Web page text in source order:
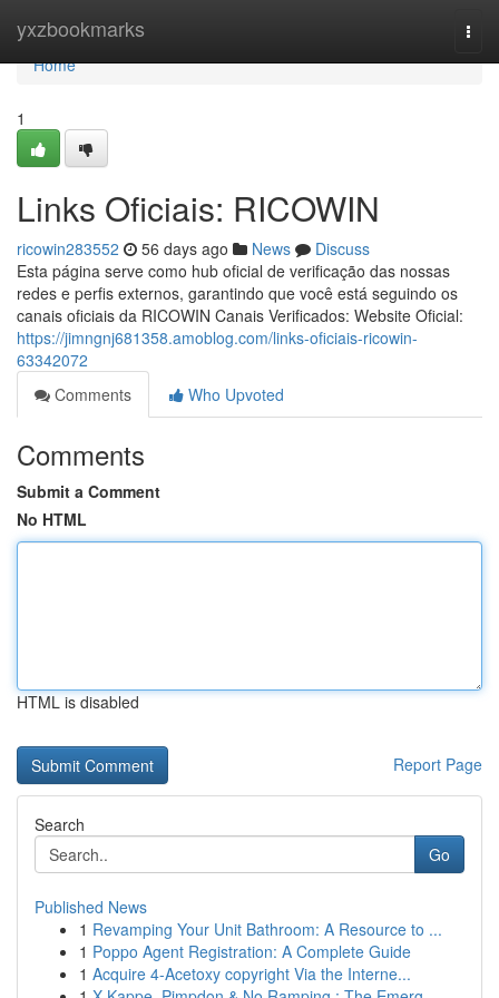
yxzbookmarks
Home
Home
1
Links Oficiais: RICOWIN
ricowin283552 56 days ago News
Discuss
Esta página serve como hub oficial de verificação das nossas
redes e perfis externos, garantindo que você está seguindo os
canais oficiais da RICOWIN Canais Verificados: Website Oficial:
https://jimngnj681358.amoblog.com/links-oficiais-ricowin-
63342072
Comments
Who Upvoted
Comments
Submit a Comment
No HTML
HTML is disabled
Report Page
Search
Go
Published News
1 Revamping Your Unit Bathroom: A Resource to ...
1 Poppo Agent Registration: A Complete Guide
1 Acquire 4-Acetoxy copyright Via the Interne...